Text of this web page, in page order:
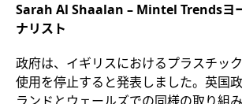
Sarah Al Shaalan – Mintel Trendsヨ
ナリスト
政府は、イギリスにおけるプラスチッ
使用を停止すると発表しました。英国